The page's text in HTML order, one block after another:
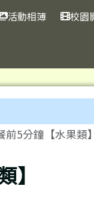
活動相簿 校園
前5分鐘【水果類】
】